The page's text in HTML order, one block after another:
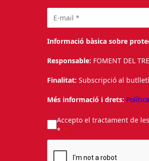
Informació bàsica sobre
Responsable: FOMENT DEL
Finalitat: Subscripció al
Més informació i drets:
Accepto el tractament de
*